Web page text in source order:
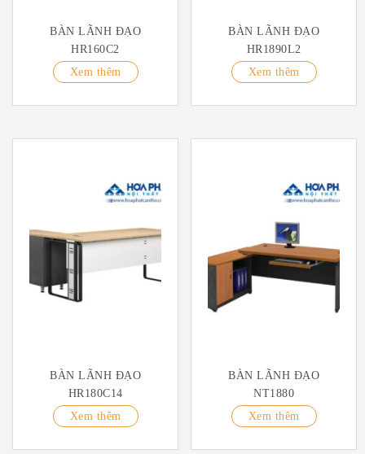
BÀN LÃNH ĐẠO
HR160C2
Xem thêm
BÀN LÃNH ĐẠO
HR1890L2
Xem thêm
BÀN LÃNH ĐẠO
HR180C14
Xem thêm
BÀN LÃNH ĐẠO
NT1880
Xem thêm